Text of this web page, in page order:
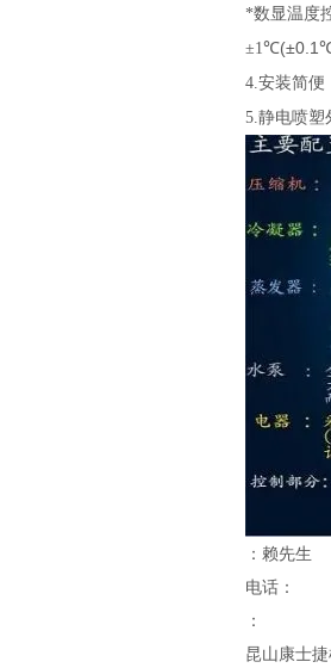
*数显温度
±1℃(±0.1
4.安装简便
5.静电喷塑
：赖先生
电话：
：
昆山康士